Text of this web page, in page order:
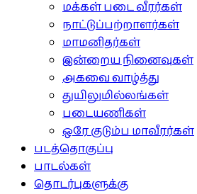
மக்கள் படை வீரர்கள்
நாட்டுப்பற்றாளர்கள்
மாமனிதர்கள்
இன்றைய நினைவுகள்
அகவை வாழ்த்து
துயிலுமில்லங்கள்
படையணிகள்
ஒரே குடும்ப மாவீரர்கள்
படத்தொகுப்பு
பாடல்கள்
தொடர்புகளுக்கு